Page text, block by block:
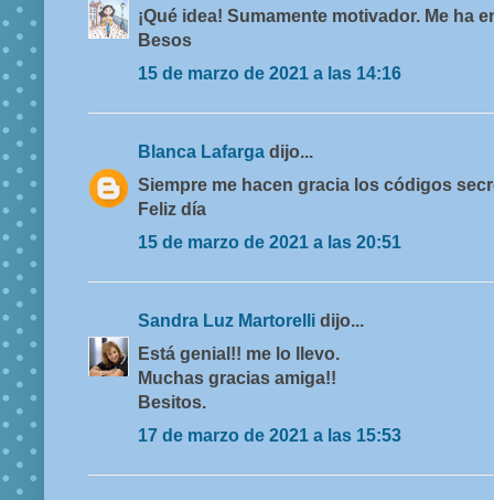
¡Qué idea! Sumamente motivador. Me ha
Besos
15 de marzo de 2021 a las 14:16
Blanca Lafarga dijo...
Siempre me hacen gracia los códigos
Feliz día
15 de marzo de 2021 a las 20:51
Sandra Luz Martorelli dijo...
Está genial!! me lo llevo.
Muchas gracias amiga!!
Besitos.
17 de marzo de 2021 a las 15:53